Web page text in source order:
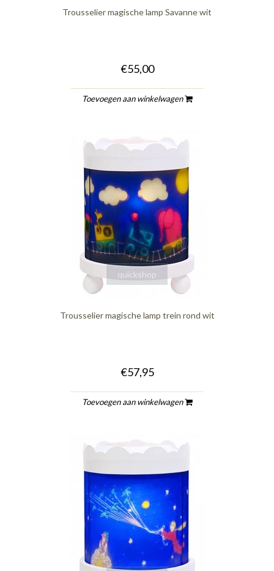
Trousselier magische lamp Savanne wit
€55,00
Toevoegen aan winkelwagen
quickshop
Trousselier magische lamp trein rond wit
€57,95
Toevoegen aan winkelwagen